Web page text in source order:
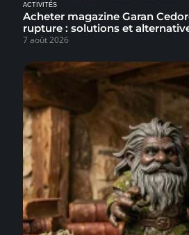
ACTIVITÉS
Acheter magazine Garan
rupture : solutions et
7 août 2026